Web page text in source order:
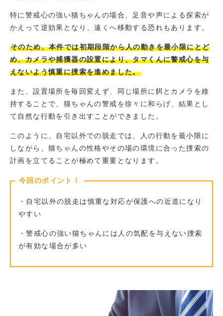
特に警戒心の強い猫ちゃんの場合、足音や声による探索が
かえって逆効果となり、遠くへ移動する恐れもあります。
そのため、本件では初期段階から人の動きを最小限にとど
め、カメラや捕獲器の設置により、タマくんに警戒心を与
えないよう慎重に捜索を進めました。
また、設置場所を毎回変えず、同じ場所に餌とカメラを維
持することで、猫ちゃんの警戒を徐々に和らげ、結果とし
て自然な行動を引き出すことができました。
このように、自宅以外での脱走では、人の行動を最小限に
しながら、猫ちゃんの性格やその場の環境に合った捜索の
計画を立てることが極めて重要となります。
今回のポイント！
・自宅以外の脱走は慎重な対応が保護への近道になり
やすい
・警戒心の強い猫ちゃんには人の気配を与えない捜索
が有効な場合が多い